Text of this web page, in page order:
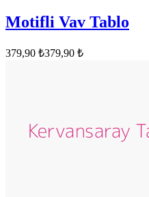
Motifli Vav Tablo
379,90 ₺379,90 ₺